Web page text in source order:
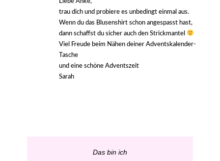
trau dich und probiere es unbedingt einmal aus.
Wenn du das Blusenshirt schon angespasst hast,
dann schaffst du sicher auch den Strickmantel
Viel Freude beim Nähen deiner Adventskalender-
Tasche
und eine schöne Adventszeit
Sarah
Das bin ich